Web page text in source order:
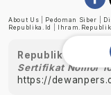
About Us Pedoman Siber
Republika.id
Republika telah
Sertifikat Nomor
https://